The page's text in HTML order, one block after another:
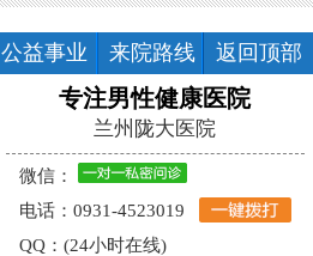
公益事业 来院路线 返回顶部
专注男性健康医院
兰州陇大医院
微信：
电话：0931-4523019
QQ：(24小时在线)